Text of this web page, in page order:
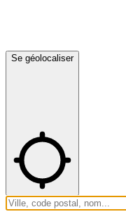
Se géolocaliser